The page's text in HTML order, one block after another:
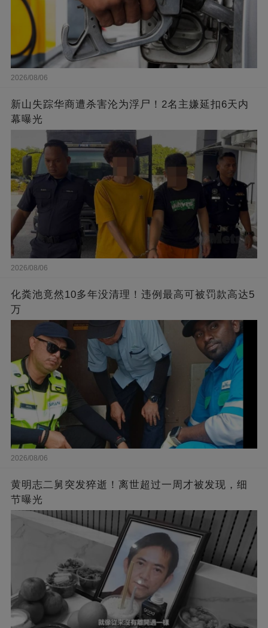
2026/08/06
新山失踪华商遭杀害沦为浮尸！2名主嫌延扣6天内
幕曝光
2026/08/06
化粪池竟然10多年没清理！违例最高可被罚款高达5
万
2026/08/06
黄明志二舅突发猝逝！离世超过一周才被发现，细
节曝光